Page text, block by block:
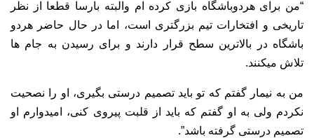
“من برای هردوباشگاه بازی کرده ام والبته بارسا قطعا از نظر
تاریخی و افتخارات تیم بزرگتری است، اما در حال حاضر هردو
باشگاه در بالاترین سطح قرار دارند و برای رسیدن به جام ها
تلاش میکنند.
من به نیمار گفتم که تو باید تصمیم درستی بگیری، او را نصحیت
نکردم ولی به او گفتم که باید از قلبت پیروی کنی، امیدوارم او
تصمیم درستی گرفته باشد”.